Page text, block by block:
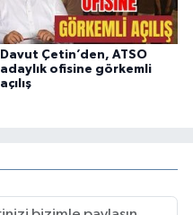
Davut Çetin’den, ATSO
adaylık ofisine görkemli
açılış